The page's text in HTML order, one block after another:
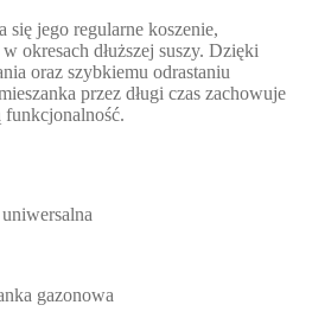
się jego regularne koszenie,
okresach dłuższej suszy. Dzięki
oraz szybkiemu odrastaniu
przez długi czas zachowuje
gazonowa